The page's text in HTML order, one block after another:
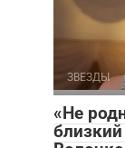
ЗВЕЗДЫ
«Не